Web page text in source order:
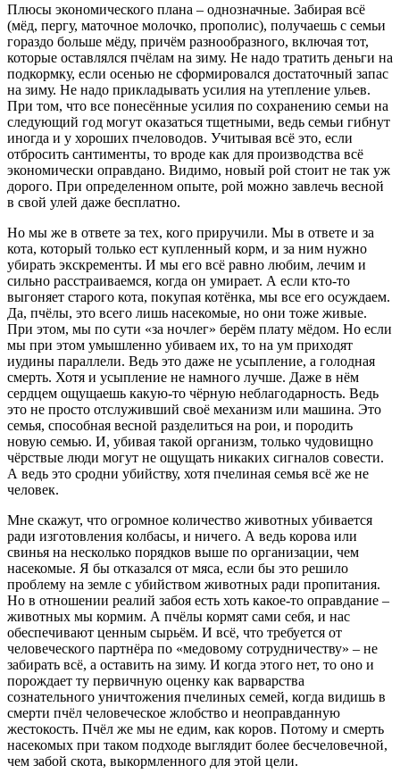
Плюсы экономического плана – однозначные. Забирая всё
(мёд, пергу, маточное молочко, прополис), получаешь с семьи
гораздо больше мёду, причём разнообразного, включая тот,
которые оставлялся пчёлам на зиму. Не надо тратить деньги на
подкормку, если осенью не сформировался достаточный запас
на зиму. Не надо прикладывать усилия на утепление ульев.
При том, что все понесённые усилия по сохранению семьи на
следующий год могут оказаться тщетными, ведь семьи гибнут
иногда и у хороших пчеловодов. Учитывая всё это, если
отбросить сантименты, то вроде как для производства всё
экономически оправдано. Видимо, новый рой стоит не так уж
дорого. При определенном опыте, рой можно завлечь весной
в свой улей даже бесплатно.
Но мы же в ответе за тех, кого приручили. Мы в ответе и за
кота, который только ест купленный корм, и за ним нужно
убирать экскременты. И мы его всё равно любим, лечим и
сильно расстраиваемся, когда он умирает. А если кто-то
выгоняет старого кота, покупая котёнка, мы все его осуждаем.
Да, пчёлы, это всего лишь насекомые, но они тоже живые.
При этом, мы по сути «за ночлег» берём плату мёдом. Но если
мы при этом умышленно убиваем их, то на ум приходят
иудины параллели. Ведь это даже не усыпление, а голодная
смерть. Хотя и усыпление не намного лучше. Даже в нём
сердцем ощущаешь какую-то чёрную неблагодарность. Ведь
это не просто отслуживший своё механизм или машина. Это
семья, способная весной разделиться на рои, и породить
новую семью. И, убивая такой организм, только чудовищно
чёрствые люди могут не ощущать никаких сигналов совести.
А ведь это сродни убийству, хотя пчелиная семья всё же не
человек.
Мне скажут, что огромное количество животных убивается
ради изготовления колбасы, и ничего. А ведь корова или
свинья на несколько порядков выше по организации, чем
насекомые. Я бы отказался от мяса, если бы это решило
проблему на земле с убийством животных ради пропитания.
Но в отношении реалий забоя есть хоть какое-то оправдание –
животных мы кормим. А пчёлы кормят сами себя, и нас
обеспечивают ценным сырьём. И всё, что требуется от
человеческого партнёра по «медовому сотрудничеству» – не
забирать всё, а оставить на зиму. И когда этого нет, то оно и
порождает ту первичную оценку как варварства
сознательного уничтожения пчелиных семей, когда видишь в
смерти пчёл человеческое жлобство и неоправданную
жестокость. Пчёл же мы не едим, как коров. Потому и смерть
насекомых при таком подходе выглядит более бесчеловечной,
чем забой скота, выкормленного для этой цели.